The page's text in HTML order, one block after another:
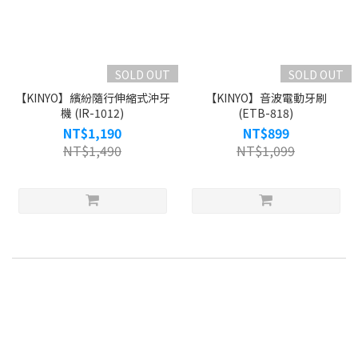
SOLD OUT
【KINYO】繽紛隨行伸縮式沖牙
機 (IR-1012)
NT$1,190
NT$1,490
SOLD OUT
【KINYO】音波電動牙刷
(ETB-818)
NT$899
NT$1,099